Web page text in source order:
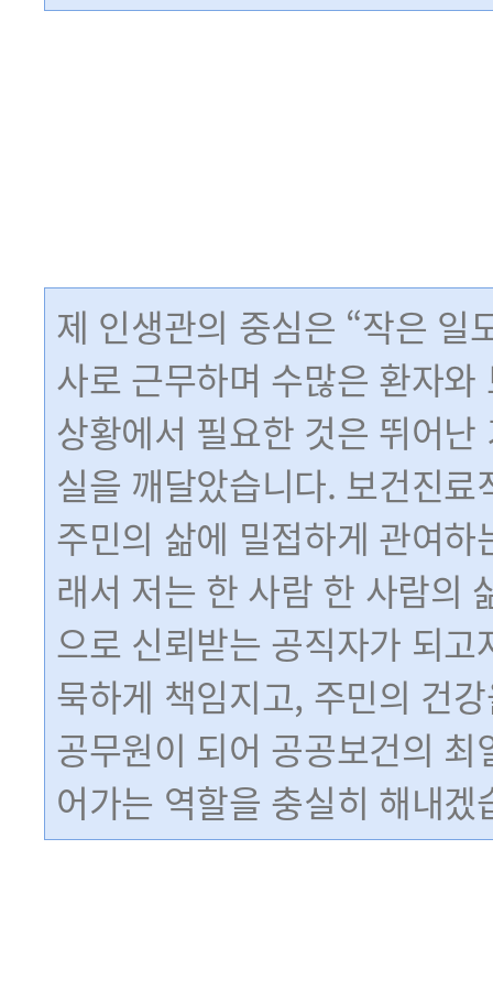
제 인생관의 중심은 “작은 일
사로 근무하며 수많은 환자
상황에서 필요한 것은 뛰어
실을 깨달았습니다. 보건진
주민의 삶에 밀접하게 관여
래서 저는 한 사람 한 사람의
으로 신뢰받는 공직자가 되
묵하게 책임지고, 주민의 건
공무원이 되어 공공보건의
어가는 역할을 충실히 해내겠